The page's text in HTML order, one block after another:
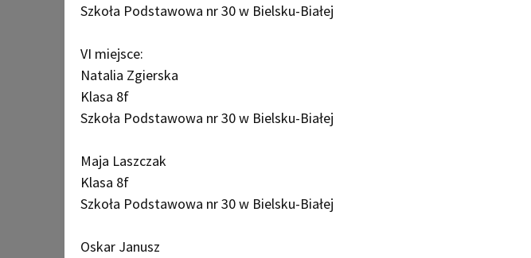
Szkoła Podstawowa nr 30 w Bielsku-Białej
VI miejsce:
Natalia Zgierska
Klasa 8f
Szkoła Podstawowa nr 30 w Bielsku-Białej
Maja Laszczak
Klasa 8f
Szkoła Podstawowa nr 30 w Bielsku-Białej
Oskar Janusz